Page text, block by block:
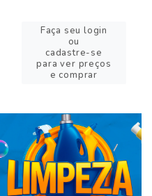
Faça seu login
ou
cadastre-se
para ver preços
e comprar